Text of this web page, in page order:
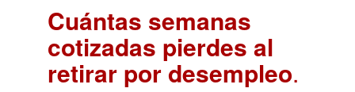
Cuántas semanas
cotizadas pierdes al
retirar por desempleo.